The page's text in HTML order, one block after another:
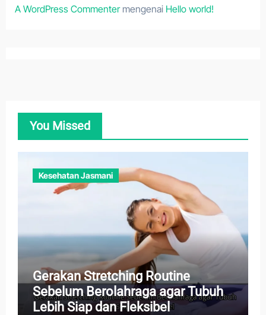
A WordPress Commentermengenai Hello world!
You Missed
Kesehatan Jasmani
Gerakan Stretching Routine
Sebelum Berolahraga agar Tubuh
Lebih Siap dan Fleksibel